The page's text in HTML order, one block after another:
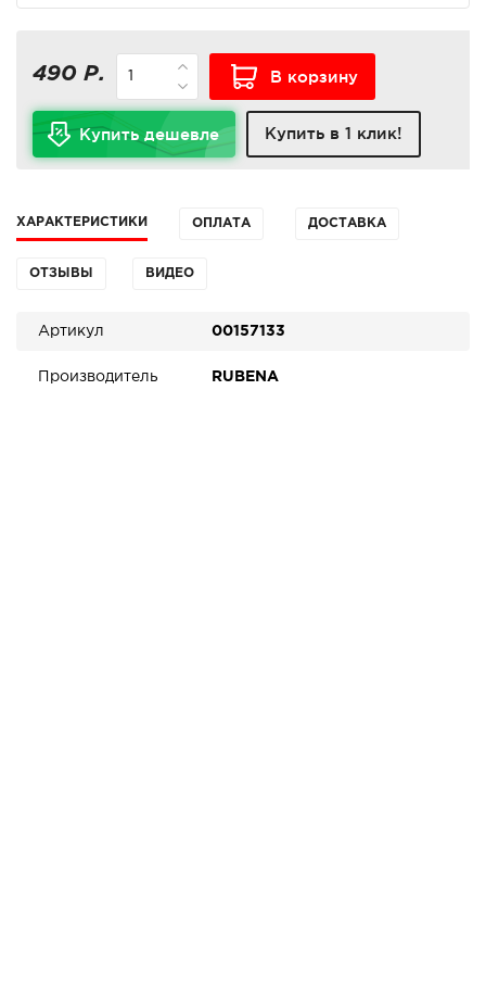
490 Р. В корзину
Купить дешевле Купить в 1 клик!
ХАРАКТЕРИСТИКИ ОПЛАТА ДОСТАВКА
ОТЗЫВЫ ВИДЕО
Артикул 00157133
Производитель RUBENA